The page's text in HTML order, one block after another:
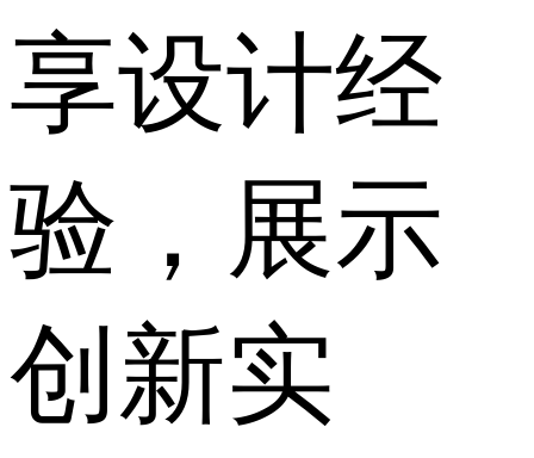
享设计经
验，展示
创新实